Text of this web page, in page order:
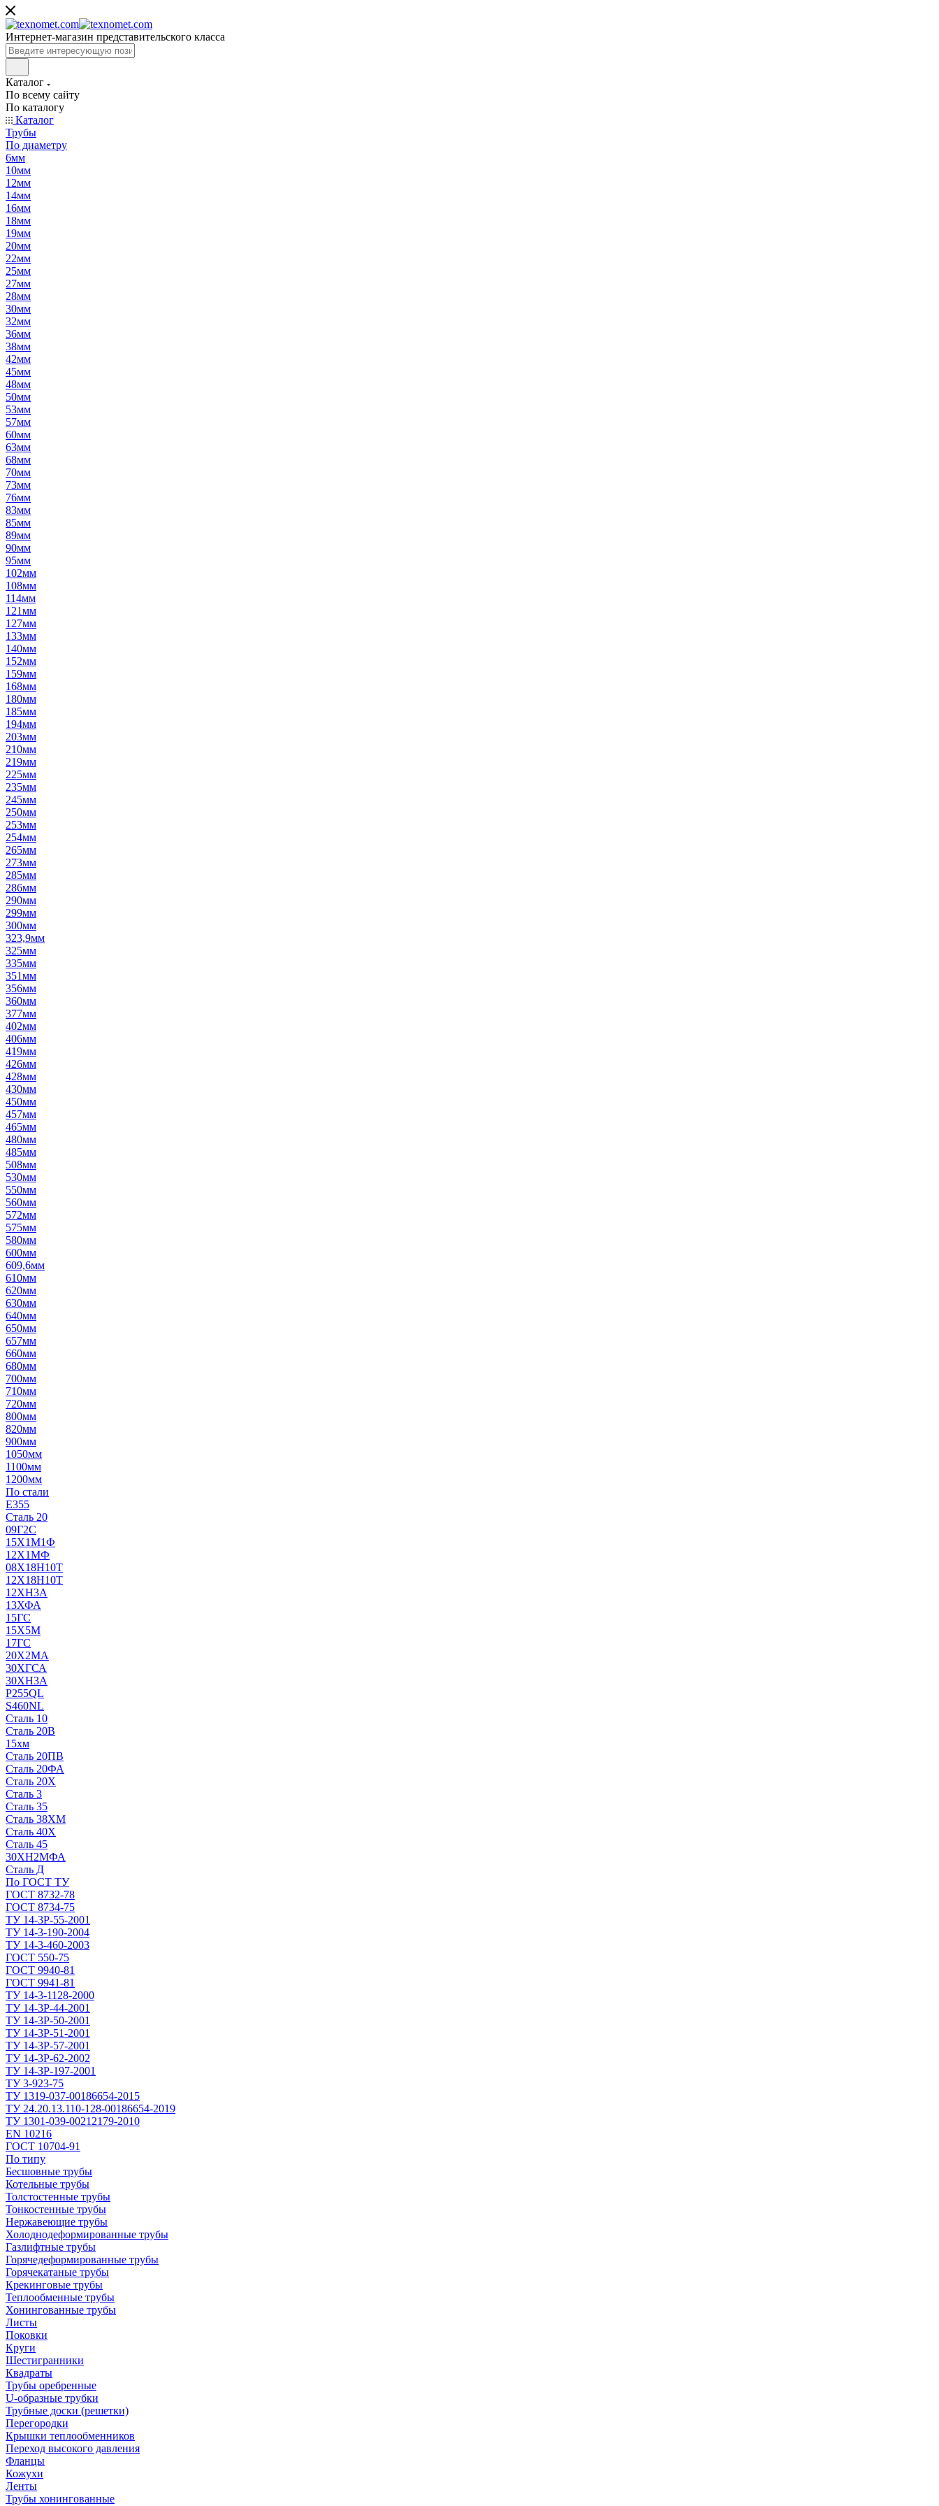
Интернет-магазин представительского класса
Каталог
По всему сайту
По каталогу
Каталог
Трубы
По диаметру
6мм
10мм
12мм
14мм
16мм
18мм
19мм
20мм
22мм
25мм
27мм
28мм
30мм
32мм
36мм
38мм
42мм
45мм
48мм
50мм
53мм
57мм
60мм
63мм
68мм
70мм
73мм
76мм
83мм
85мм
89мм
90мм
95мм
102мм
108мм
114мм
121мм
127мм
133мм
140мм
152мм
159мм
168мм
180мм
185мм
194мм
203мм
210мм
219мм
225мм
235мм
245мм
250мм
253мм
254мм
265мм
273мм
285мм
286мм
290мм
299мм
300мм
323,9мм
325мм
335мм
351мм
356мм
360мм
377мм
402мм
406мм
419мм
426мм
428мм
430мм
450мм
457мм
465мм
480мм
485мм
508мм
530мм
550мм
560мм
572мм
575мм
580мм
600мм
609,6мм
610мм
620мм
630мм
640мм
650мм
657мм
660мм
680мм
700мм
710мм
720мм
800мм
820мм
900мм
1050мм
1100мм
1200мм
По стали
E355
Сталь 20
09Г2С
15Х1М1Ф
12Х1МФ
08Х18Н10Т
12Х18Н10Т
12ХН3А
13ХФА
15ГС
15Х5М
17ГС
20Х2МА
30ХГСА
30ХН3А
P255QL
S460NL
Сталь 10
Сталь 20В
15хм
Сталь 20ПВ
Сталь 20ФА
Сталь 20Х
Сталь 3
Сталь 35
Сталь 38ХМ
Сталь 40Х
Сталь 45
30ХН2МФА
Сталь Д
По ГОСТ ТУ
ГОСТ 8732-78
ГОСТ 8734-75
ТУ 14-3Р-55-2001
ТУ 14-3-190-2004
ТУ 14-3-460-2003
ГОСТ 550-75
ГОСТ 9940-81
ГОСТ 9941-81
ТУ 14-3-1128-2000
ТУ 14-3Р-44-2001
ТУ 14-3Р-50-2001
ТУ 14-3Р-51-2001
ТУ 14-3Р-57-2001
ТУ 14-3Р-62-2002
ТУ 14-ЗР-197-2001
ТУ 3-923-75
ТУ 1319-037-00186654-2015
ТУ 24.20.13.110-128-00186654-2019
ТУ 1301-039-00212179-2010
EN 10216
ГОСТ 10704-91
По типу
Бесшовные трубы
Котельные трубы
Толстостенные трубы
Тонкостенные трубы
Нержавеющие трубы
Холоднодеформированные трубы
Газлифтные трубы
Горячедеформированные трубы
Горячекатаные трубы
Крекинговые трубы
Теплообменные трубы
Хонингованные трубы
Листы
Поковки
Круги
Шестигранники
Квадраты
Трубы оребренные
U-образные трубки
Трубные доски (решетки)
Перегородки
Крышки теплообменников
Переход высокого давления
Фланцы
Кожухи
Ленты
Трубы хонингованные